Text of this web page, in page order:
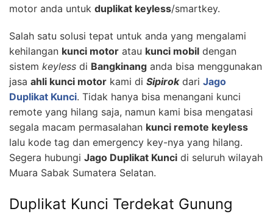
motor anda untuk duplikat keyless/smartkey.
Salah satu solusi tepat untuk anda yang mengalami
kehilangan kunci motor atau kunci mobil dengan
sistem keyless di Bangkinang anda bisa menggunakan
jasa ahli kunci motor kami di Sipirokdari Jago
Duplikat Kunci. Tidak hanya bisa menangani kunci
remote yang hilang saja, namun kami bisa mengatasi
segala macam permasalahan kunci remote keyless
lalu kode tag dan emergency key-nya yang hilang.
Segera hubungi Jago Duplikat Kunci di seluruh wilayah
Muara Sabak Sumatera Selatan.
Duplikat Kunci Terdekat Gunung